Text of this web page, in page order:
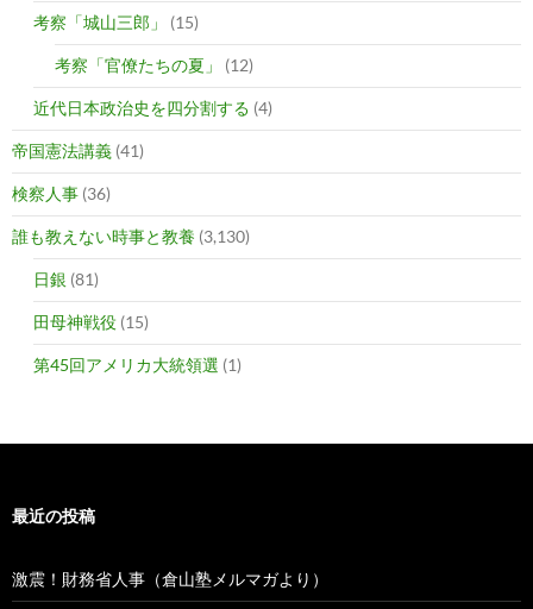
考察「城山三郎」 (15)
考察「官僚たちの夏」 (12)
近代日本政治史を四分割する (4)
帝国憲法講義 (41)
検察人事 (36)
誰も教えない時事と教養 (3,130)
日銀 (81)
田母神戦役 (15)
第45回アメリカ大統領選 (1)
最近の投稿
激震！財務省人事（倉山塾メルマガより）